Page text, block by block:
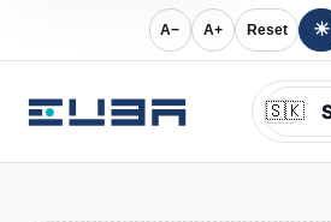
A− A+ Reset ☀
🇸🇰